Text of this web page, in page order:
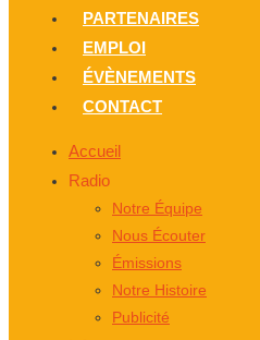
PARTENAIRES
EMPLOI
ÉVÈNEMENTS
CONTACT
Accueil
Radio
Notre Équipe
Nous Écouter
Émissions
Notre Histoire
Publicité